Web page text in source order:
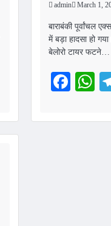
admin March 1,
बाराबंकी पूर्वांचल
में बड़ा हादसा हो
बेलोरो टायर फटने…